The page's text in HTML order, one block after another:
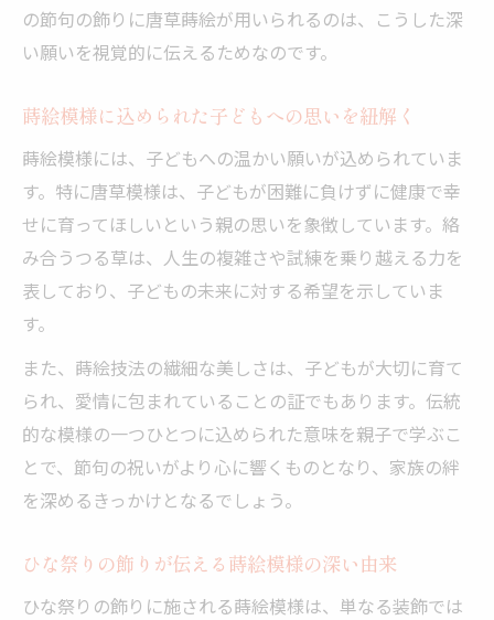
の節句の飾りに唐草蒔絵が用いられるのは、こうした深
い願いを視覚的に伝えるためなのです。
蒔絵模様に込められた子どもへの思いを紐解く
蒔絵模様には、子どもへの温かい願いが込められていま
す。特に唐草模様は、子どもが困難に負けずに健康で幸
せに育ってほしいという親の思いを象徴しています。絡
み合うつる草は、人生の複雑さや試練を乗り越える力を
表しており、子どもの未来に対する希望を示していま
す。
また、蒔絵技法の繊細な美しさは、子どもが大切に育て
られ、愛情に包まれていることの証でもあります。伝統
的な模様の一つひとつに込められた意味を親子で学ぶこ
とで、節句の祝いがより心に響くものとなり、家族の絆
を深めるきっかけとなるでしょう。
ひな祭りの飾りが伝える蒔絵模様の深い由来
ひな祭りの飾りに施される蒔絵模様は、単なる装飾では